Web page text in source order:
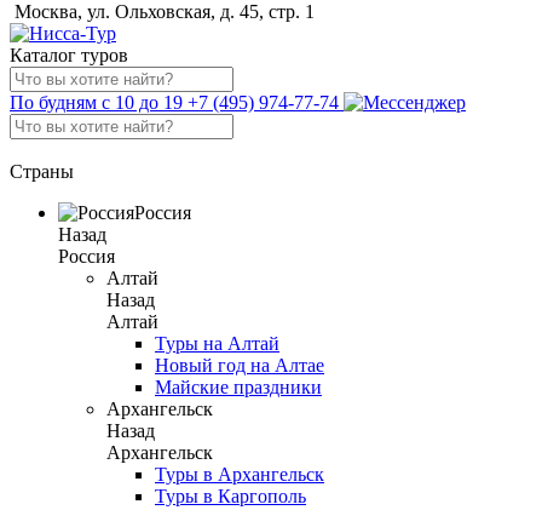
Москва, ул. Ольховская, д. 45, стр. 1
Каталог туров
По будням с 10 до 19 +7 (495) 974-77-74
Страны
Россия
Назад
Россия
Алтай
Назад
Алтай
Туры на Алтай
Новый год на Алтае
Майские праздники
Архангельск
Назад
Архангельск
Туры в Архангельск
Туры в Каргополь